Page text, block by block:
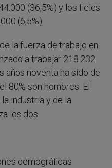
(36,5%) y los fieles
(6,5%).
la fuerza de trabajo en
a trabajar 218.232
años noventa ha sido de
80% son hombres. El
industria y de la
los dos
demográficas